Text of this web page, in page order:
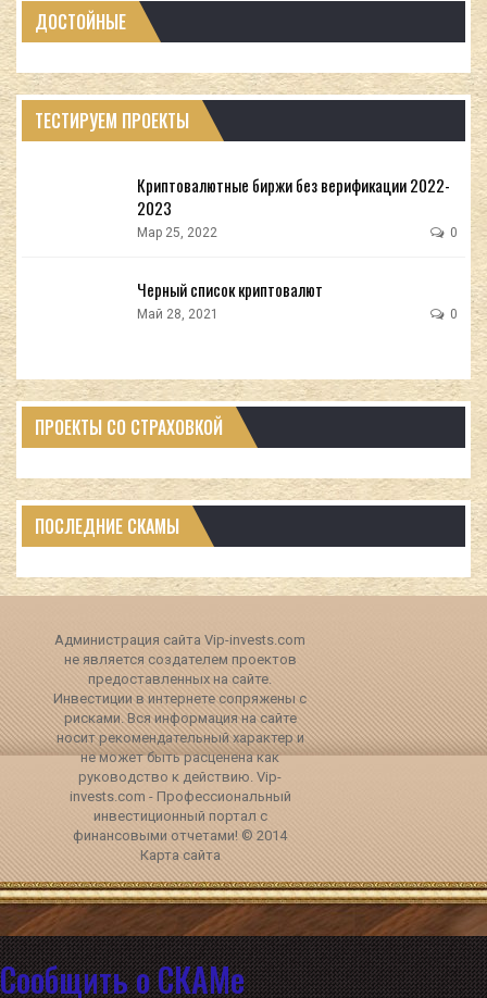
ДОСТОЙНЫЕ
ТЕСТИРУЕМ ПРОЕКТЫ
Криптовалютные биржи без верификации 2022-
2023
Мар 25, 2022 0
Черный список криптовалют
Май 28, 2021 0
ПРОЕКТЫ СО СТРАХОВКОЙ
ПОСЛЕДНИЕ СКАМЫ
Администрация сайта Vip-invests.com
не является создателем проектов
предоставленных на сайте.
Инвестиции в интернете сопряжены с
рисками. Вся информация на сайте
носит рекомендательный характер и
не может быть расценена как
руководство к действию. Vip-
invests.com - Профессиональный
инвестиционный портал с
финансовыми отчетами! © 2014
Карта сайта
Сообщить о СКАМе